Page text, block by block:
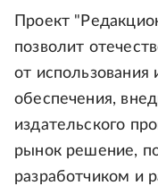
Проект
позволит
от использования
обеспечения,
издательского
рынок решение,
разработчиком и